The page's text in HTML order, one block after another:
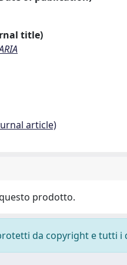
title)
article)
prodotto.
da copyright e tutti